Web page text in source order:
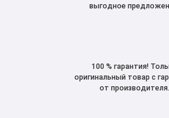
выгодное
100 % гарантия!
оригинальный товар с
от производителя.